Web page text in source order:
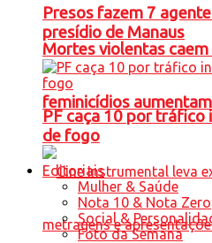
Mortes violentas
feminicídios
Presos fazem 7
presídio de Manaus
PF caça 10 por tráfico
de fogo
Editoriais
Mulher & Saúde
Nota 10 & Nota Zero
Social &
Foto da Semana